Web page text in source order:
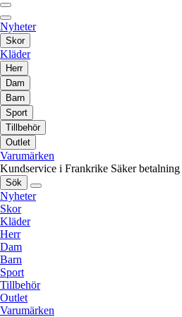
Nyheter
Skor
Kläder
Herr
Dam
Barn
Sport
Tillbehör
Outlet
Varumärken
Kundservice i Frankrike Säker betalning
Sök
Nyheter
Skor
Kläder
Herr
Dam
Barn
Sport
Tillbehör
Outlet
Varumärken